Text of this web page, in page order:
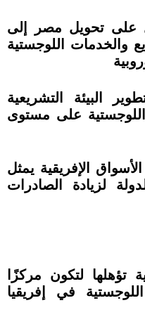
على تحويل مصر إلى
والخدمات اللوجستية
البيئة التشريعية
اللوجستية على مستوى
الإفريقية يمثل
لزيادة الصادرات
لتكون مركزًا
في إفريقيا